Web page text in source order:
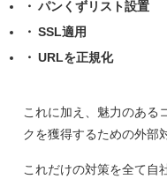
パンくずリスト設置
SSL適用
URLを正規化
これに加え、魅力のある
クを獲得するための外部
これだけの対策を全て自